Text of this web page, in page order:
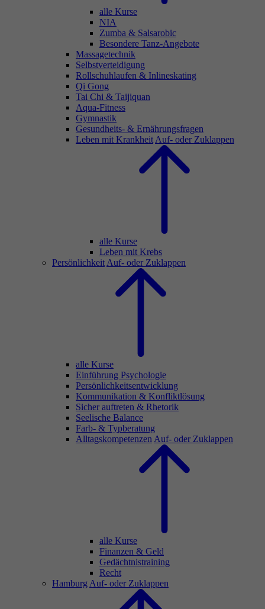
alle Kurse
NIA
Zumba & Salsarobic
Besondere Tanz-Angebote
Massagetechnik
Selbstverteidigung
Rollschuhlaufen & Inlineskating
Qi Gong
Tai Chi & Taijiquan
Aqua-Fitness
Gymnastik
Gesundheits- & Ernährungsfragen
Leben mit Krankheit Auf- oder Zuklappen
alle Kurse
Leben mit Krebs
Persönlichkeit Auf- oder Zuklappen
alle Kurse
Einführung Psychologie
Persönlichkeitsentwicklung
Kommunikation & Konfliktlösung
Sicher auftreten & Rhetorik
Seelische Balance
Farb- & Typberatung
Alltagskompetenzen Auf- oder Zuklappen
alle Kurse
Finanzen & Geld
Gedächtnistraining
Recht
Hamburg Auf- oder Zuklappen